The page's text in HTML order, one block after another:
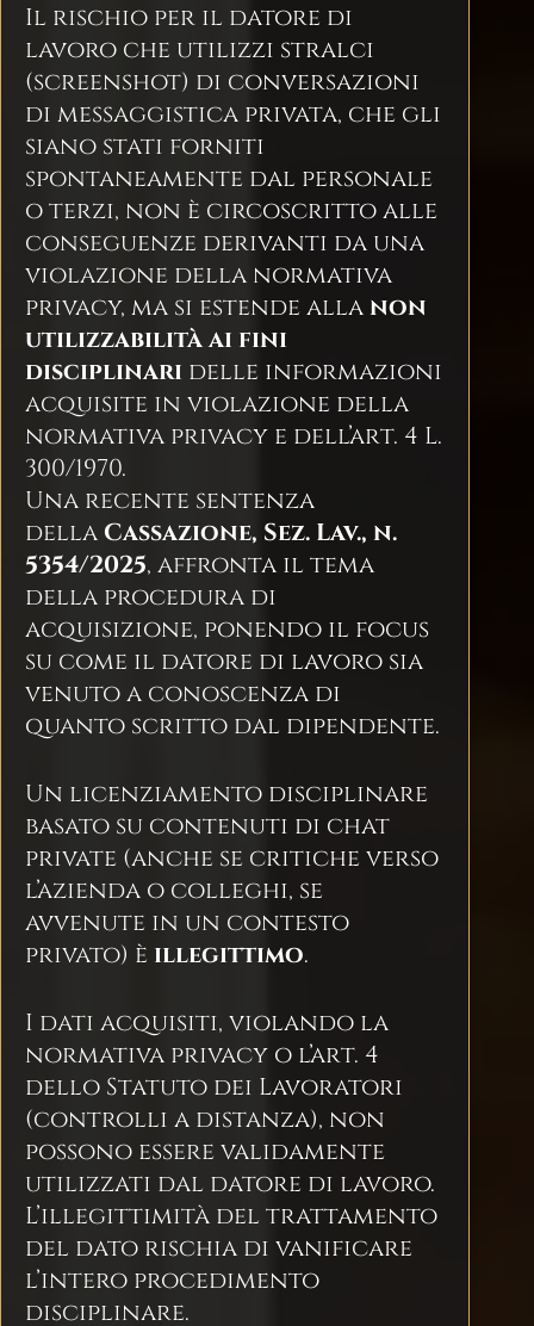
Il rischio per il datore di
lavoro che utilizzi stralci
(screenshot) di conversazioni
di messaggistica privata, che gli
siano stati forniti
spontaneamente dal personale
o terzi, non è circoscritto alle
conseguenze derivanti da una
violazione della normativa
privacy, ma si estende allanon
utilizzabilità ai fini
disciplinari delle informazioni
acquisite in violazione della
normativa privacy e dell’art. 4 L.
300/1970.
Una recente sentenza
della Cassazione, Sez. Lav., n.
5354/2025, affronta il tema
della procedura di
acquisizione, ponendo il focus
su come il datore di lavoro sia
venuto a conoscenza di
quanto scritto dal dipendente.
Un licenziamento disciplinare
basato su contenuti di chat
private (anche se critiche verso
l’azienda o colleghi, se
avvenute in un contesto
privato) è illegittimo.
I dati acquisiti, violando la
normativa privacy o l’art. 4
dello Statuto dei Lavoratori
(controlli a distanza), non
possono essere validamente
utilizzati dal datore di lavoro.
L’illegittimità del trattamento
del dato rischia di vanificare
l’intero procedimento
disciplinare.